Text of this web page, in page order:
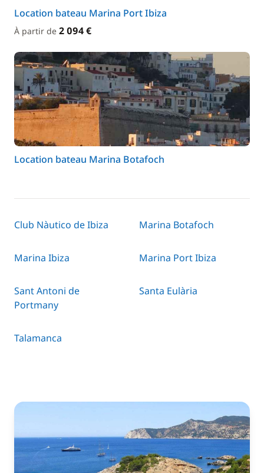
Location bateau Marina Port Ibiza
À partir de 2 094 €
Location bateau Marina Botafoch
Club Nàutico de Ibiza Marina Botafoch
Marina Ibiza Marina Port Ibiza
Sant Antoni de
Portmany
Santa Eulària
Talamanca